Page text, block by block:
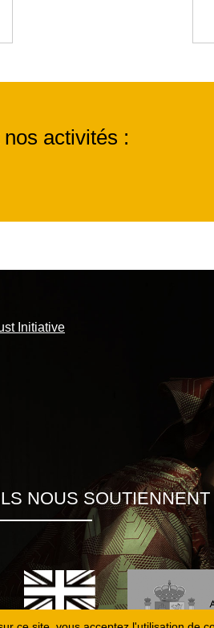
activités :
Initiative
NOUS SOUTIENNENT